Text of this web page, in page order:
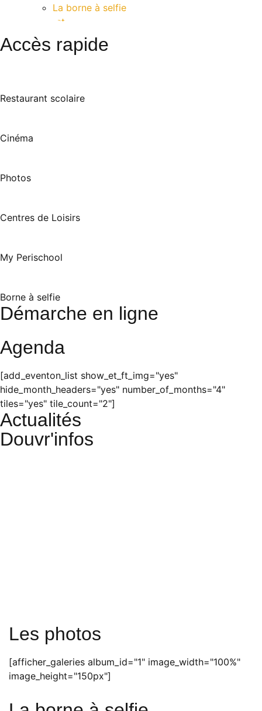
La borne à selfie
Contact
Accès rapide
Restaurant scolaire
Cinéma
Photos
Centres de Loisirs
My Perischool
Borne à selfie
Démarche en ligne
Agenda
[add_eventon_list show_et_ft_img="yes"
hide_month_headers="yes" number_of_months="4"
tiles="yes" tile_count="2"]
Actualités
Douvr'infos
Les photos
[afficher_galeries album_id="1" image_width="100%"
image_height="150px"]